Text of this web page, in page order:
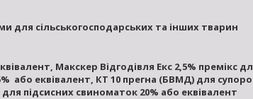
для сільськогосподарських та інших тварин
Макскер Відгодівля Екс 2,5% премікс
або еквівалент, КТ 10 прегна (БВМД) для
підсисних свиноматок 20% або еквівалент